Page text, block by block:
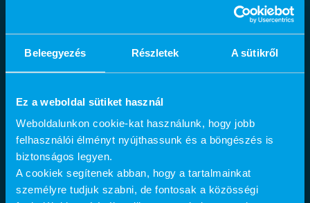
Beleegyezés Részletek A sütikről
Ez a weboldal sütiket használ
Weboldalunkon cookie-kat használunk, hogy jobb
felhasználói élményt nyújthassunk és a böngészés is
biztonságos legyen.
A cookiek segítenek abban, hogy a tartalmainkat
személyre tudjuk szabni, de fontosak a közösségi